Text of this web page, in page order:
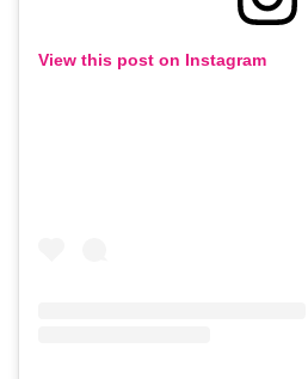
View this post on Instagram